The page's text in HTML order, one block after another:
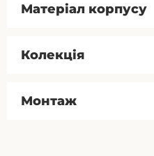
Матеріал корпусу
Колекція
Монтаж